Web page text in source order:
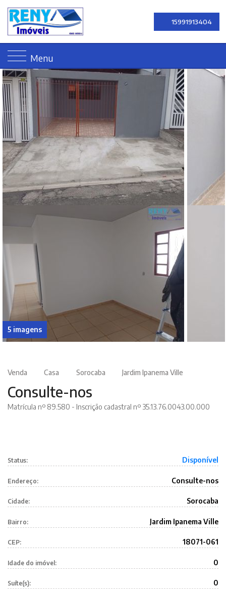
15991913404
Menu
5 imagens
Venda Casa Sorocaba Jardim Ipanema Ville
Consulte-nos
Matrícula nº 89.580 - Inscrição cadastral nº 35.13.76.0043.00.000
Status: Disponível
Endereço: Consulte-nos
Cidade: Sorocaba
Bairro: Jardim Ipanema Ville
CEP: 18071-061
Idade do imóvel: 0
Suíte(s): 0